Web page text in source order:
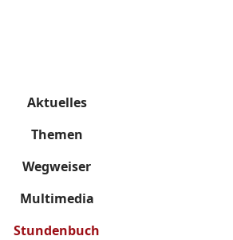
Aktuelles
Themen
Wegweiser
Multimedia
Stundenbuch